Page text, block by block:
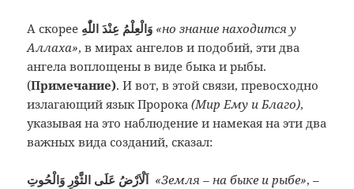
А скорее
«но знание находится у
Аллаха», в мирах ангелов и подобий, эти два
ангела воплощены в виде быка и рыбы.
(Примечание). И вот, в этой связи, превосходно
излагающий язык Пророка(Мир Ему и Благо),
указывая на это наблюдение и намекая на эти два
важных вида созданий, сказал:
اَلْاَرْضُ عَلَى الثَّوْرِ وَالْحُوتِ «Земля – на быке и рыбе», –